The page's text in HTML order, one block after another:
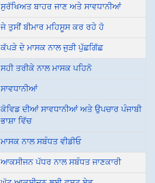
ਸੁਰੱਖਿਅਤ ਬਾਹਰ ਜਾਣ ਅਤੇ ਸਾਵਧਾਨੀਆਂ
ਜੇ ਤੁਸੀਂ ਬੀਮਾਰ ਮਹਿਸੂਸ ਕਰ ਰਹੇ ਹੋ
ਕੱਪੜੇ ਦੇ ਮਾਸਕ ਨਾਲ ਜੁੜੀ ਪੁੱਛਗਿੱਛ
ਸਹੀ ਤਰੀਕੇ ਨਾਲ ਮਾਸਕ ਪਹਿਨੋ
ਸਾਵਧਾਨੀਆਂ
ਕੋਵਿਡ ਦੀਆਂ ਸਾਵਧਾਨੀਆਂ ਅਤੇ ਉਪਚਾਰ ਪੰਜਾਬੀ
ਭਾਸ਼ਾ ਵਿੱਚ
ਮਾਸਕ ਨਾਲ ਸਬੰਧਤ ਵੀਡੀਓ
ਆਕਸੀਜਨ ਪੱਧਰ ਨਾਲ ਸਬੰਧਤ ਜਾਣਕਾਰੀ